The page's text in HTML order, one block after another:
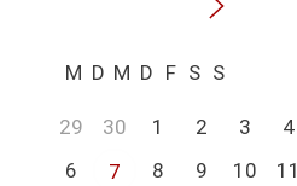
M D M D F S S
29 30 1 2 3 4
6
7 8 9 10 11